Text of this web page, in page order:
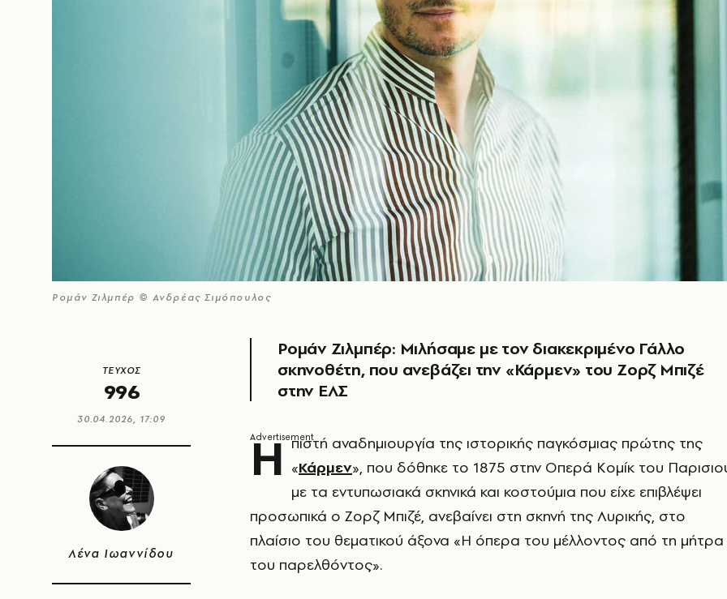
Ρομάν Ζιλμπέρ © Ανδρέας Σιμόπουλος
ΤΕΥΧΟΣ
996
30.04.2026, 17:09
Λένα Ιωαννίδου
Ρομάν Ζιλμπέρ: Μιλήσαμε με τον διακεκριμένο Γάλλο
σκηνοθέτη, που ανεβάζει την «Κάρμεν» του Ζορζ Μπιζέ
στην ΕΛΣ
Η πιστή αναδημιουργία της ιστορικής παγκόσμιας πρώτης της
«Κάρμεν», που δόθηκε το 1875 στην Οπερά Κομίκ του
με τα εντυπωσιακά σκηνικά και κοστούμια που είχε επιβλέψει
προσωπικά ο Ζορζ Μπιζέ, ανεβαίνει στη σκηνή της Λυρικής, στο
πλαίσιο του θεματικού άξονα «Η όπερα του μέλλοντος από τη μήτρα
του παρελθόντος».